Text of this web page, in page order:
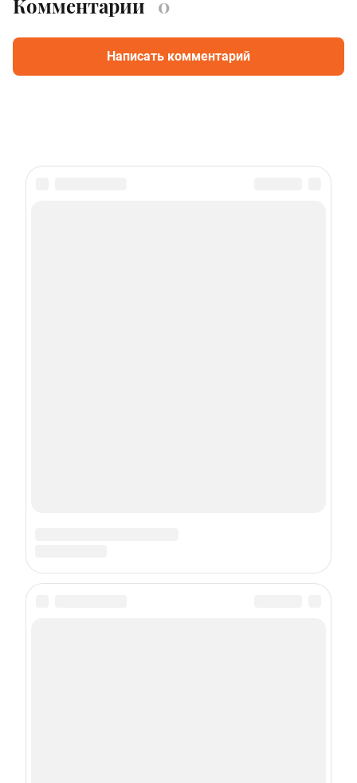
Комментарии 0
Написать комментарий